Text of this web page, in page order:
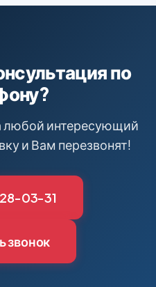
по
любой интересующий
и Вам перезвонят!
03-31
звонок